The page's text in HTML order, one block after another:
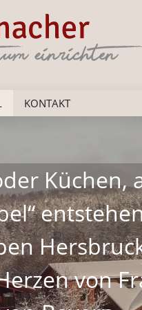
KONTAKT
Küchen,
von